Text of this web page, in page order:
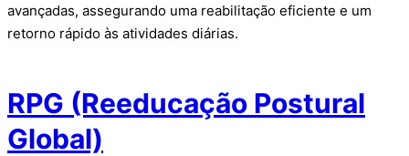
avançadas, assegurando uma reabilitação eficiente e um
retorno rápido às atividades diárias.
RPG (Reeducação Postural
Global)